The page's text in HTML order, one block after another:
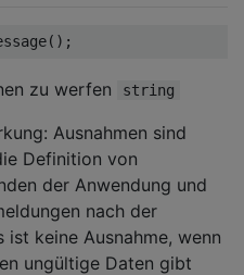
zu werfen string
Ausnahmen sind
Definition von
der Anwendung und
nach der
ist keine Ausnahme, wenn
ungültige Daten gibt